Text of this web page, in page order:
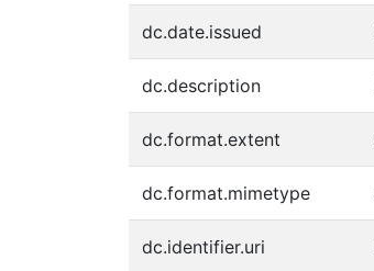
dc.date.issued
dc.description
dc.format.extent
dc.format.mimetype
dc.identifier.uri